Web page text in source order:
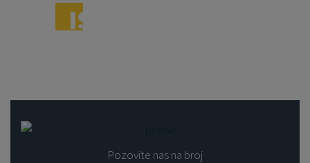
ISTAKNITE SE I
Pozovite nas na broj